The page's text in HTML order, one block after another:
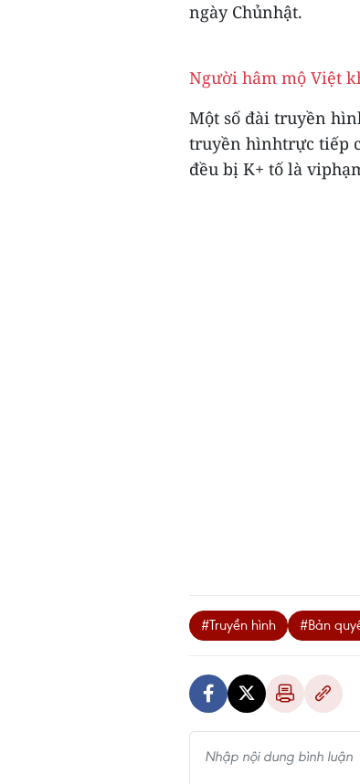
ngày Chủnhật.
Người hâm mộ Việt
Một số đài truyền
truyền hìnhtrực tiếp
đều bị K+ tố là
#Truyền hình #Bản